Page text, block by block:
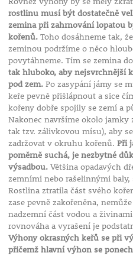
rostlinu musí být dostatečně
zemina při zahrnování lopatou
kořenů.Toho dosáhneme tak,
zeminou podržíme o něco
povytáhneme. Tím se zemina
tak hluboko, aby nejsvrchnější
pod zem.Po zasypání jámy se
keře pevně přišlápnout a sice
kořeny dobře spojily se zemí a
Nakonec navršíme okolo
tak tzv. zálivkovou mísu), aby
zadržovat v okruhu kořenů. Při
poměrně suchá, je nezbytné
výsadbou.Většina opadavých
zemními nebo rašelinnými baly,
Rostlina ztratila část svého
zase pevně zakořeněna,
nadzemní část vodou a
rovnováha a vyrašení je
Výhony okrasných keřů se při
přičemž hlavní výhon se